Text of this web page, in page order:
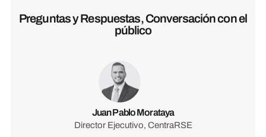
Preguntas y Respuestas, Conversación con el
público
Juan Pablo Morataya
Director Ejecutivo, CentraRSE